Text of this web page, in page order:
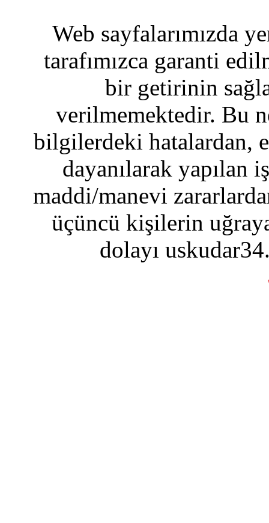
Web sayfalarımızda
tarafımızca garanti
bir getirinin
verilmemektedir. Bu
bilgilerdeki hatalardan,
dayanılarak yapılan
maddi/manevi
üçüncü kişilerin
dolayı